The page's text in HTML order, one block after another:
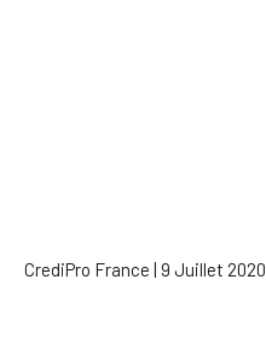
CrediPro France | 9 Juillet 2020